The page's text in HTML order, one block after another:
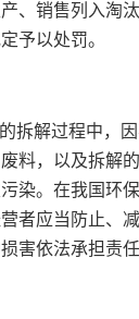
、销售列入淘
予以处罚。
拆解过程中，
料，以及拆解
染。在我国环
者应当防止、
害依法承担责任